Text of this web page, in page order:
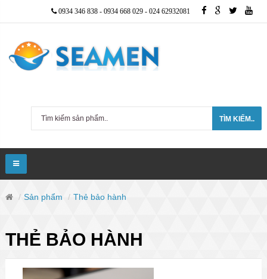
0934 346 838 - 0934 668 029 - 024 62932081
TÌM KIẾM..
Sản phẩm Thẻ bảo hành
THẺ BẢO HÀNH